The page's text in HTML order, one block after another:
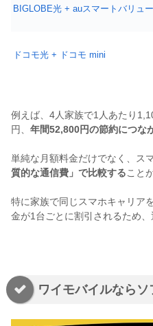
BIGLOBE光 + auスマートバリュー
ドコモ光 + ドコモ mini
例えば、4人家族で1人あたり
円、 年間52,800円の節約につな
単純な月額料金だけでなく、ス
質的な通信費」で比較すること
特に家族で同じスマホキャリア
金が1台ごとに割引されるため、
ワイモバイルなら